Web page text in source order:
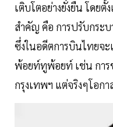
เติบโตอย่างยั่งยืน โดยตั้
สำคัญ คือ การปรับกระบ
ซึ่งในอดีตการบินไทยจ
พ้อยท์ทูพ้อยท์ เช่น การ
กรุงเทพฯ แต่จริงๆโอก